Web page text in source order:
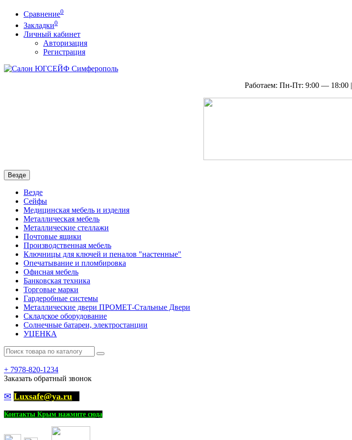
Сравнение0
Закладки0
Личный кабинет
Авторизация
Регистрация
Работаем: Пн-Пт: 9:00 — 18:00 |
Везде
Везде
Сейфы
Медицинская мебель и изделия
Металлическая мебель
Металлические стеллажи
Почтовые ящики
Производственная мебель
Ключницы для ключей и пеналов "настенные"
Опечатывание и пломбировка
Офисная мебель
Банковская техника
Торговые марки
Гардеробные системы
Металлические двери ПРОМЕТ-Стальные Двери
Складское оборудование
Солнечные батареи, электростанции
УЦЕНКА
+ 7978-820-1234
Заказать обратный звонок
✉ Luxsafe@ya.ru
Контакты Крым нажмите сюда